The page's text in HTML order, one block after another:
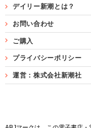
デイリー新潮とは？
お問い合わせ
ご購入
プライバシーポリシー
運営：株式会社新潮社